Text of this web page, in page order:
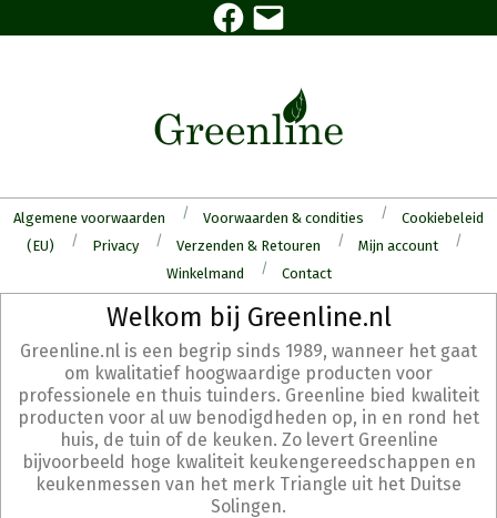
to
Facebook
E-
mail
Algemene voorwaarden Voorwaarden & condities
Cookiebeleid
(EU)
Privacy Verzenden & Retouren
Mijn account
Winkelmand
Contact
Menu
Welkom bij Greenline.nl
Greenline.nl is een begrip sinds 1989, wanneer het gaat
om kwalitatief hoogwaardige producten voor
professionele en thuis tuinders. Greenline bied kwaliteit
producten voor al uw benodigdheden op, in en rond het
huis, de tuin of de keuken. Zo levert Greenline
bijvoorbeeld hoge kwaliteit keukengereedschappen en
keukenmessen van het merk Triangle uit het Duitse
Solingen.